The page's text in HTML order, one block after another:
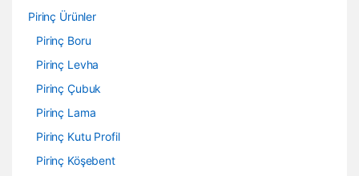
Pirinç Ürünler
Pirinç Boru
Pirinç Levha
Pirinç Çubuk
Pirinç Lama
Pirinç Kutu Profil
Pirinç Köşebent